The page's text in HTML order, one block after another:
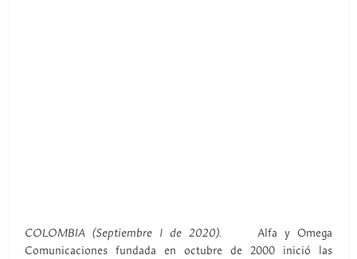
COLOMBIA (Septiembre 1 de 2020). Alfa y Omega
Comunicaciones fundada en octubre de 2000 inició las